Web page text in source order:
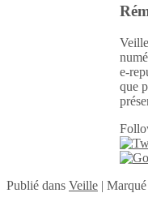
e-
que
Publié dans Veille |